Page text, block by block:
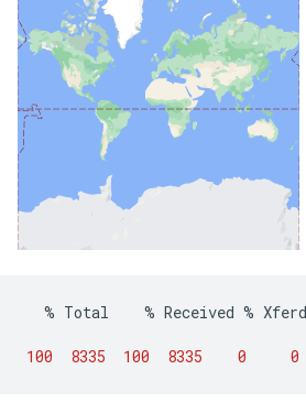
% Total % Received % Xferd
100
8335 100 8335 0 0